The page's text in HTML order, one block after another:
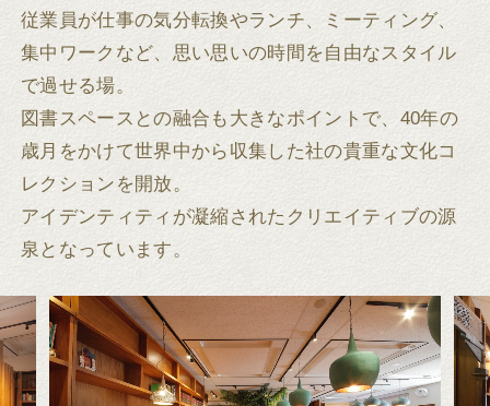
従業員が仕事の気分転換やランチ、ミーティング、
集中ワークなど、思い思いの時間を自由なスタイル
で過せる場。
図書スペースとの融合も大きなポイントで、40年の
歳月をかけて世界中から収集した社の貴重な文化コ
レクションを開放。
アイデンティティが凝縮されたクリエイティブの源
泉となっています。